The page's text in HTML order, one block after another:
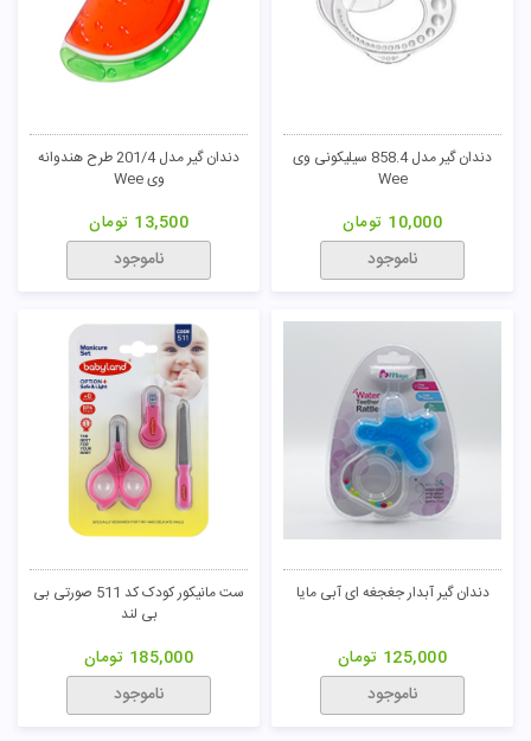
دندان گیر مدل 858.4 سیلیکونی وی
Wee
10,000 تومان
ناموجود
دندان گیر مدل 201/4 طرح هندوانه
وی Wee
13,500 تومان
ناموجود
دندان گیر آبدار جغجغه ای آبی مایا
125,000 تومان
ناموجود
ست مانیکور کودک کد 511 صورتی بی
بی لند
185,000 تومان
ناموجود